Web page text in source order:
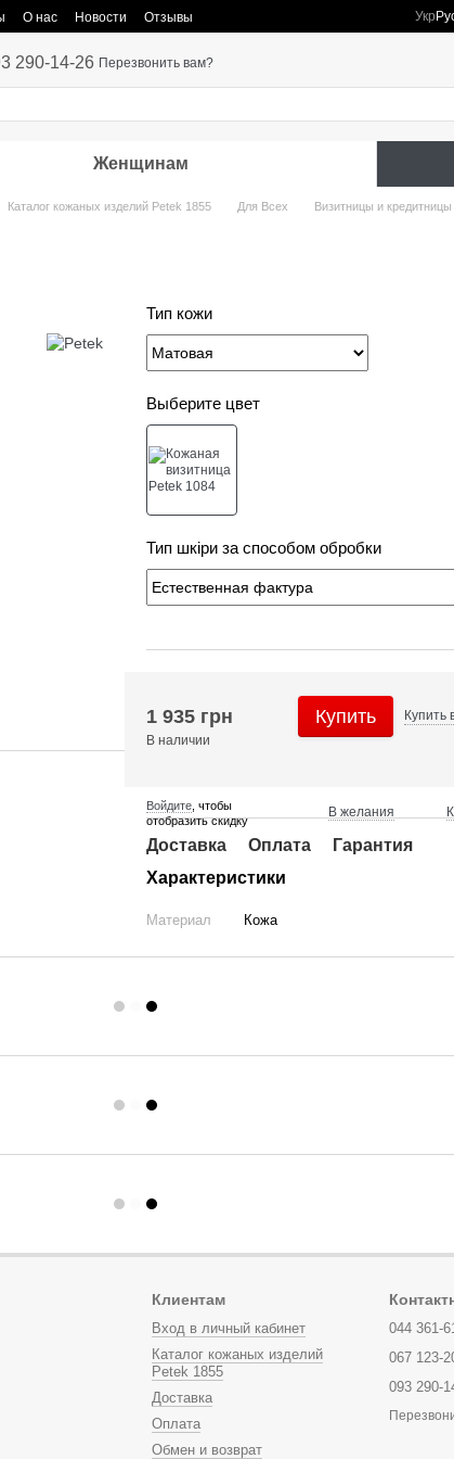
О нас Новости
Отзывы
Укр
290-14-26 Перезвонить вам?
Женщинам
Каталог кожаных изделий Petek 1855 Для Всех Визитницы и кредитницы
Тип кожи
Выберите цвет
Тип шкіри за способом обробки
1 935 грн
В наличии
Купить Купить
Войдите , чтобы
отобразить скидку
В желания
Доставка Оплата
Гарантия
Характеристики
Материал Кожа
Клиентам
Вход в личный кабинет
Каталог кожаных изделий
Petek 1855
Доставка
Оплата
Обмен и возврат
044 361-
067 123-
093 290-